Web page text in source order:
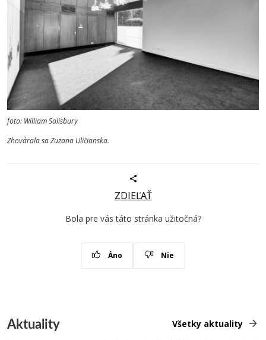
foto: William Salisbury
Zhovárala sa Zuzana Uličianska.
ZDIEĽAŤ
Bola pre vás táto stránka užitočná?
Áno Nie
Aktuality Všetky aktuality